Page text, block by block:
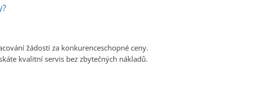
žádostí za konkurenceschopné ceny.
kvalitní servis bez zbytečných nákladů.